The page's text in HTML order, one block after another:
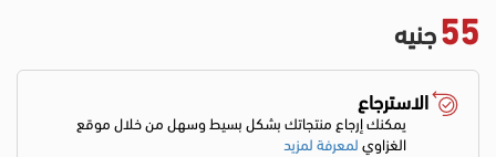
55جنيه
الاسترجاع
يمكنك إرجاع منتجاتك بشكل بسيط وسهل من خلال موقع
الغزاويلمعرفة لمزيد